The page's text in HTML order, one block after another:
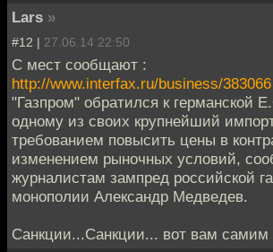
Lars »
#12 | 27.06.14 22:50
С мест сообщают :
http://www.interfax.ru/business/383066
"Газпром" обратился к германской
одному из своих крупнейший
требованием повысить цены в
изменением рыночных условий,
журналистам зампред российской
монополии Александр Медведев.
Санкции...Санкции... вот вам самим